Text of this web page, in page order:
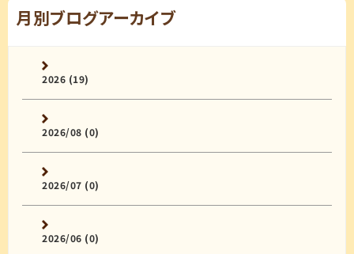
月別ブログアーカイブ
2026 (19)
2026/08 (0)
2026/07 (0)
2026/06 (0)